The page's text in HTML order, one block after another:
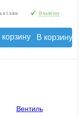
в 1 клик В наличии
В корзину